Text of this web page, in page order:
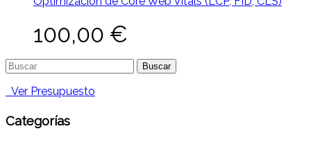
100,00 €
Buscar:
Ver Presupuesto
Categorías